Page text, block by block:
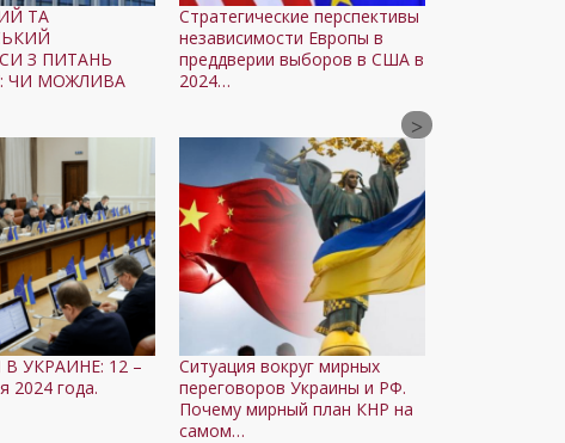
ТА
З ПИТАНЬ
ЧИ МОЖЛИВА
Стратегические перспективы
независимости Европы в
преддверии выборов в США в
2024…
УКРАИНЕ: 12 –
2024 года.
Ситуация вокруг мирных
переговоров Украины и РФ.
Почему мирный план КНР на
самом…